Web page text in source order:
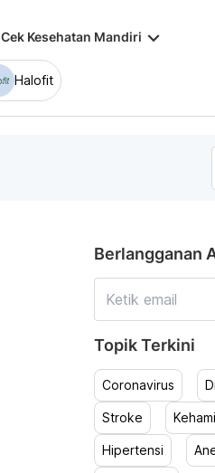
Cek Kesehatan Mandiri keyboard_arrow_down
Halofit
Berlangganan
Topik Terkini
Coronavirus
Stroke
Hipertensi